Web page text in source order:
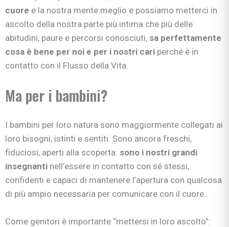
cuore e la nostra mente meglio e possiamo metterci in
ascolto della nostra parte più intima che più delle
abitudini, paure e percorsi conosciuti, sa perfettamente
cosa è bene per noi e per i nostri cari perché è in
contatto con il Flusso della Vita.
Ma per i bambini?
I bambini per loro natura sono maggiormente collegati ai
loro bisogni, istinti e sentiti. Sono ancora freschi,
fiduciosi, aperti alla scoperta: sono i nostri grandi
insegnanti nell’essere in contatto con sé stessi,
confidenti e capaci di mantenere l’apertura con qualcosa
di più ampio necessaria per comunicare con il cuore.
Come genitori è importante “mettersi in loro ascolto”: